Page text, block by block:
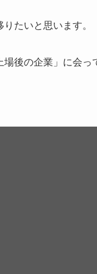
たいと思います。
後の企業」に会っ